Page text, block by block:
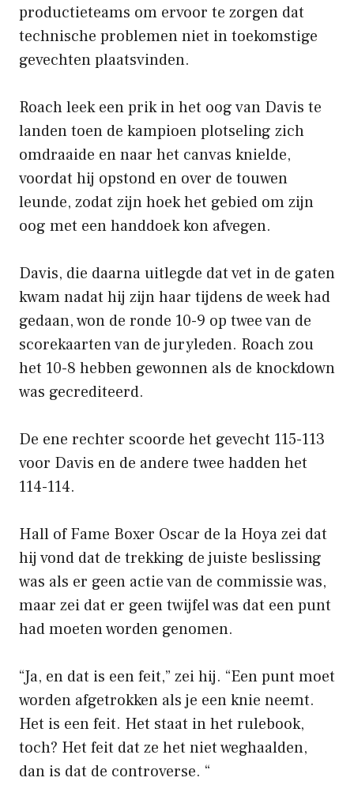
productieteams om ervoor te zorgen dat
technische problemen niet in toekomstige
gevechten plaatsvinden.
Roach leek een prik in het oog van Davis te
landen toen de kampioen plotseling zich
omdraaide en naar het canvas knielde,
voordat hij opstond en over de touwen
leunde, zodat zijn hoek het gebied om zijn
oog met een handdoek kon afvegen.
Davis, die daarna uitlegde dat vet in de gaten
kwam nadat hij zijn haar tijdens de week had
gedaan, won de ronde 10-9 op twee van de
scorekaarten van de juryleden. Roach zou
het 10-8 hebben gewonnen als de knockdown
was gecrediteerd.
De ene rechter scoorde het gevecht 115-113
voor Davis en de andere twee hadden het
114-114.
Hall of Fame Boxer Oscar de la Hoya zei dat
hij vond dat de trekking de juiste beslissing
was als er geen actie van de commissie was,
maar zei dat er geen twijfel was dat een punt
had moeten worden genomen.
“Ja, en dat is een feit,” zei hij. “Een punt moet
worden afgetrokken als je een knie neemt.
Het is een feit. Het staat in het rulebook,
toch? Het feit dat ze het niet weghaalden,
dan is dat de controverse. “